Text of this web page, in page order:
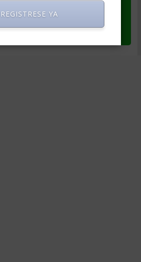
a los datos del autor
autor/vc)
REGISTRESE YA